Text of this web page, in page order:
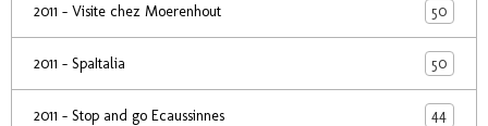
2011 - Visite chez Moerenhout 50
2011 - SpaItalia 50
2011 - Stop and go Ecaussinnes 44